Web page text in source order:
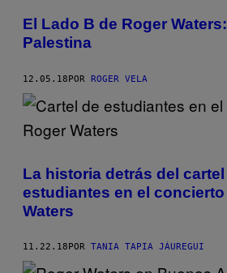
El Lado B de Roger
Palestina
12.05.18POR ROGER VELA
La historia detrás del
estudiantes en el
Waters
11.22.18 POR TANIA TAPIA JÁUREGUI